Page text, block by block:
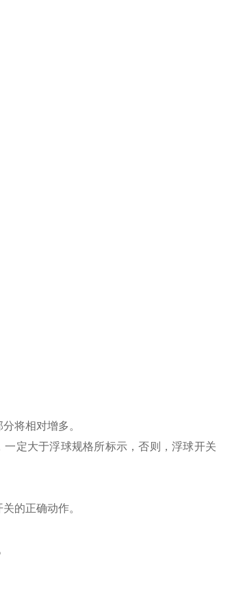
将相对增多。
定大于浮球规格所标示，否则，浮球开关
的正确动作。